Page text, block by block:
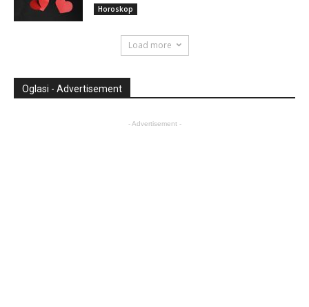
Horoskop
Load more
Oglasi - Advertisement
- Advertisement -